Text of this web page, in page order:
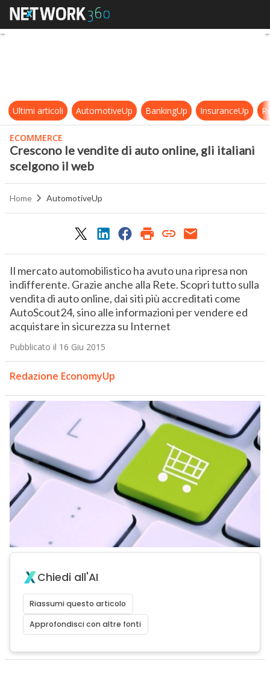
Crescono le vendite di auto
Ultimi articoli AutomotiveUp BankingUp InsuranceUp
ECOMMERCE
Crescono le vendite di auto online, gli italiani
scelgono il web
Home AutomotiveUp
Il mercato automobilistico ha avuto una ripresa non
indifferente. Grazie anche alla Rete. Scopri tutto sulla
vendita di auto online, dai siti più accreditati come
AutoScout24, sino alle informazioni per vendere ed
acquistare in sicurezza su Internet
Pubblicato il 16 Giu 2015
Redazione EconomyUp
Chiedi all'AI
Riassumi questo articolo
Approfondisci con altre fonti